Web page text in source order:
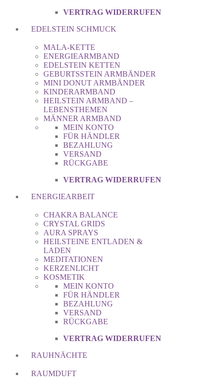
VERTRAG WIDERRUFEN
EDELSTEIN SCHMUCK
MALA-KETTE
ENERGIEARMBAND
EDELSTEIN KETTEN
GEBURTSSTEIN ARMBÄNDER
MINI DONUT ARMBÄNDER
KINDERARMBAND
HEILSTEIN ARMBAND –
LEBENSTHEMEN
MÄNNER ARMBAND
MEIN KONTO
FÜR HÄNDLER
BEZAHLUNG
VERSAND
RÜCKGABE
VERTRAG WIDERRUFEN
ENERGIEARBEIT
CHAKRA BALANCE
CRYSTAL GRIDS
AURA SPRAYS
HEILSTEINE ENTLADEN &
LADEN
MEDITATIONEN
KERZENLICHT
KOSMETIK
MEIN KONTO
FÜR HÄNDLER
BEZAHLUNG
VERSAND
RÜCKGABE
VERTRAG WIDERRUFEN
RAUHNÄCHTE
RAUMDUFT